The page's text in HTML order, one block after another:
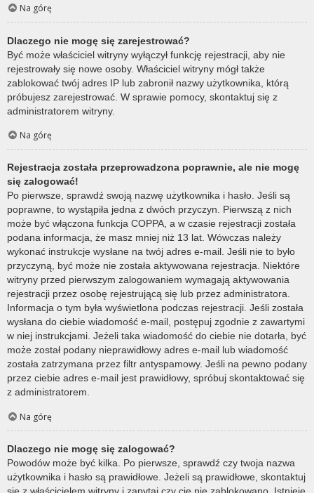
Na górę
Dlaczego nie mogę się zarejestrować?
Być może właściciel witryny wyłączył funkcję rejestracji, aby nie
rejestrowały się nowe osoby. Właściciel witryny mógł także
zablokować twój adres IP lub zabronił nazwy użytkownika, którą
próbujesz zarejestrować. W sprawie pomocy, skontaktuj się z
administratorem witryny.
Na górę
Rejestracja została przeprowadzona poprawnie, ale nie mogę
się zalogować!
Po pierwsze, sprawdź swoją nazwę użytkownika i hasło. Jeśli są
poprawne, to wystąpiła jedna z dwóch przyczyn. Pierwszą z nich
może być włączona funkcja COPPA, a w czasie rejestracji została
podana informacja, że masz mniej niż 13 lat. Wówczas należy
wykonać instrukcje wysłane na twój adres e-mail. Jeśli nie to było
przyczyną, być może nie została aktywowana rejestracja. Niektóre
witryny przed pierwszym zalogowaniem wymagają aktywowania
rejestracji przez osobę rejestrującą się lub przez administratora.
Informacja o tym była wyświetlona podczas rejestracji. Jeśli została
wysłana do ciebie wiadomość e-mail, postępuj zgodnie z zawartymi
w niej instrukcjami. Jeżeli taka wiadomość do ciebie nie dotarła, być
może został podany nieprawidłowy adres e-mail lub wiadomość
została zatrzymana przez filtr antyspamowy. Jeśli na pewno podany
przez ciebie adres e-mail jest prawidłowy, spróbuj skontaktować się
z administratorem.
Na górę
Dlaczego nie mogę się zalogować?
Powodów może być kilka. Po pierwsze, sprawdź czy twoja nazwa
użytkownika i hasło są prawidłowe. Jeżeli są prawidłowe, skontaktuj